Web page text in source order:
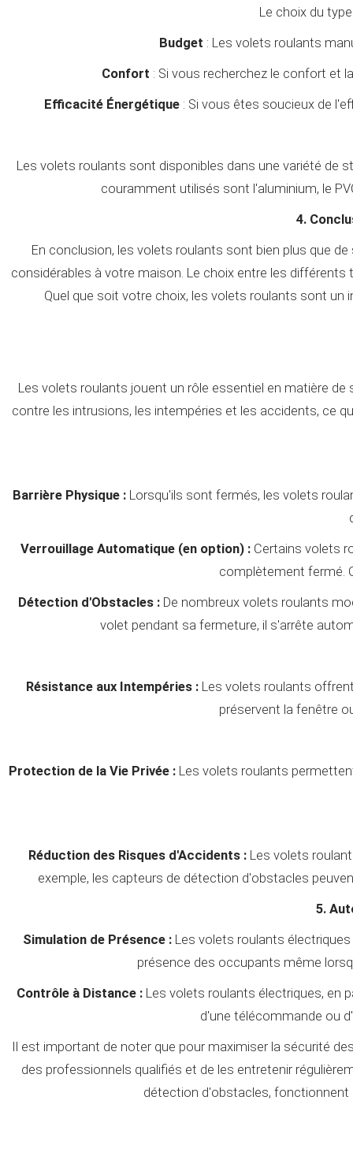
Le choix du
Budget : Les volets roulants
Confort : Si vous recherchez le confort et
Efficacité Énergétique : Si vous êtes soucieux de
Les volets roulants sont disponibles dans une variété de
couramment utilisés sont l'aluminium, le
4.
En conclusion, les volets roulants sont bien plus que
considérables à votre maison. Le choix entre les
Quel que soit votre choix, les volets roulants sont un
Les volets roulants jouent un rôle essentiel en matière
contre les intrusions, les intempéries et les accidents, ce
Barrière Physique : Lorsqu'ils sont fermés, les volets
Verrouillage Automatique (en option) : Certains volets
complètement fermé.
Détection d'Obstacles : De nombreux volets roulants
volet pendant sa fermeture, il s'arrête
Résistance aux Intempéries :Les volets roulants offrent
préservent la fenêtre
Protection de la Vie Privée : Les volets roulants
Réduction des Risques d'Accidents :Les volets
exemple, les capteurs de détection d'obstacles
5.
Simulation de Présence :Les volets roulants électriques
présence des occupants même
Contrôle à Distance : Les volets roulants électriques, en
d'une télécommande ou
Il est important de noter que pour maximiser la sécurité
des professionnels qualifiés et de les entretenir
détection d'obstacles,